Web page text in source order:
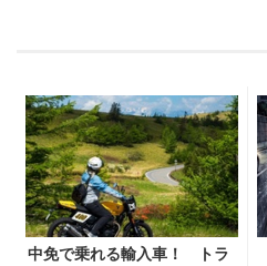
中免で乗れる輸入車！ トラ